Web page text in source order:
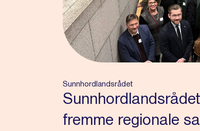
Sunnhordlandsrådet
fremme regionale